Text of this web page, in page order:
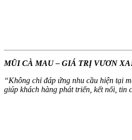
MŨI CÀ MAU – GIÁ TRỊ VƯƠN
“Không chỉ đáp ứng nhu cầu hiện tại
giúp khách hàng phát triển, kết nối, tin